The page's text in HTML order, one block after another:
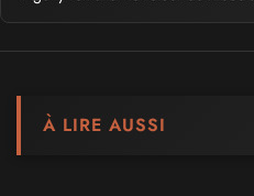
À LIRE AUSSI